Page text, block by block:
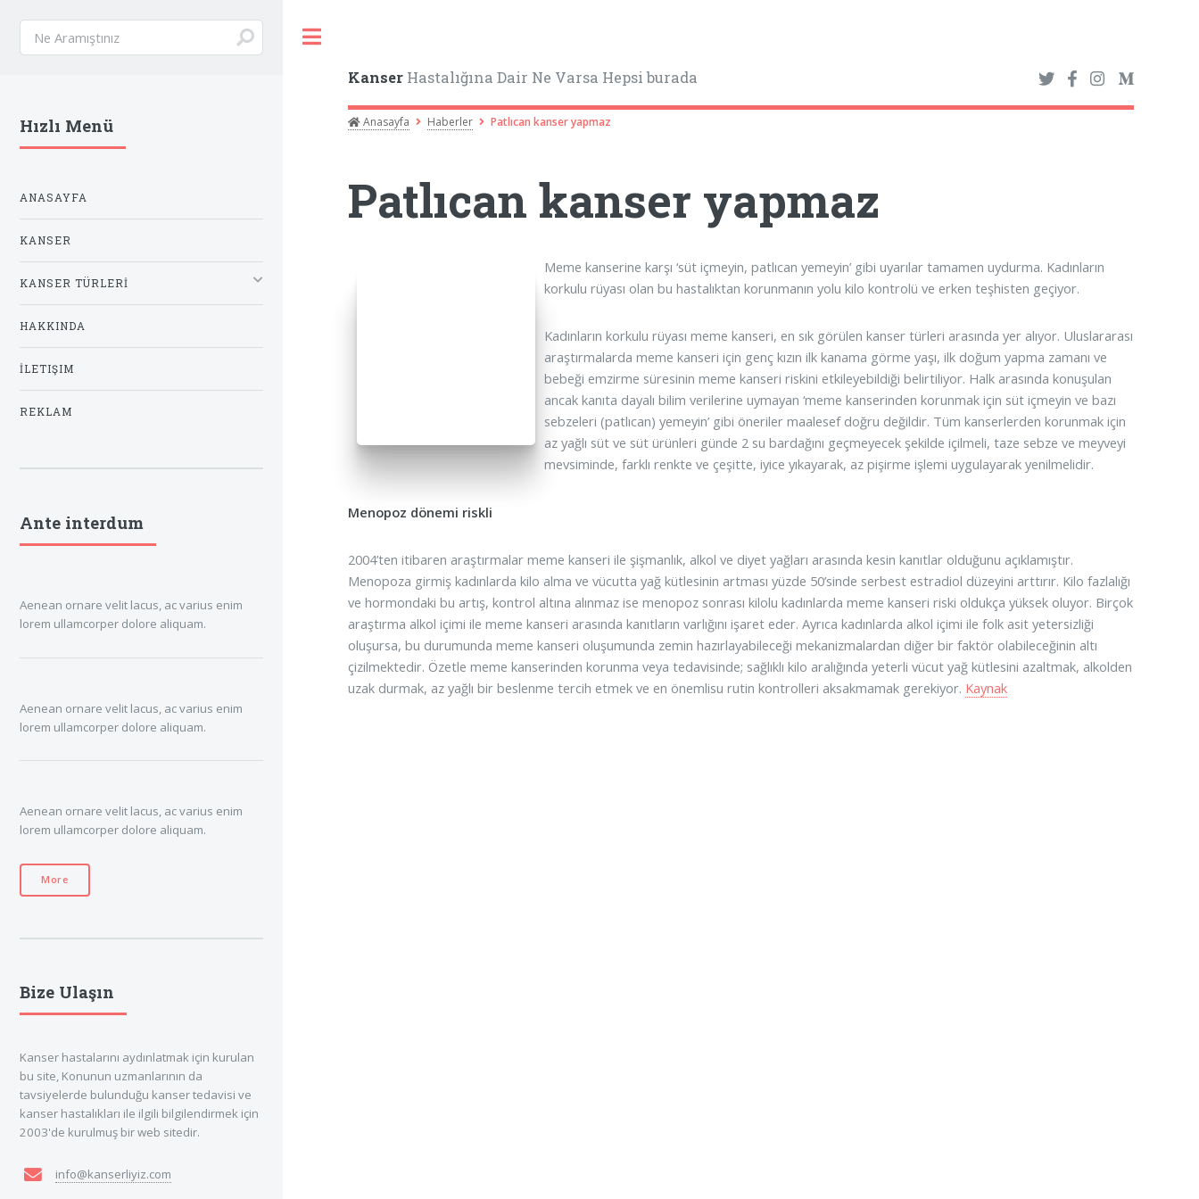
Kanser Hastalığına Dair Ne Varsa Hepsi burada
Anasayfa Haberler Patlıcan kanser yapmaz
Patlıcan kanser yapmaz
Meme kanserine karşı ‘süt içmeyin, patlıcan yemeyin’ gibi uyarılar tamamen uydurma. Kadınların
korkulu rüyası olan bu hastalıktan korunmanın yolu kilo kontrolü ve erken teşhisten geçiyor.
Kadınların korkulu rüyası meme kanseri, en sık görülen kanser türleri arasında yer alıyor. Uluslararası
araştırmalarda meme kanseri için genç kızın ilk kanama görme yaşı, ilk doğum yapma zamanı ve
bebeği emzirme süresinin meme kanseri riskini etkileyebildiği belirtiliyor. Halk arasında konuşulan
ancak kanıta dayalı bilim verilerine uymayan ‘meme kanserinden korunmak için süt içmeyin ve bazı
sebzeleri (patlıcan) yemeyin’ gibi öneriler maalesef doğru değildir. Tüm kanserlerden korunmak için
az yağlı süt ve süt ürünleri günde 2 su bardağını geçmeyecek şekilde içilmeli, taze sebze ve meyveyi
mevsiminde, farklı renkte ve çeşitte, iyice yıkayarak, az pişirme işlemi uygulayarak yenilmelidir.
Menopoz dönemi riskli
2004’ten itibaren araştırmalar meme kanseri ile şişmanlık, alkol ve diyet yağları arasında kesin kanıtlar olduğunu açıklamıştır.
Menopoza girmiş kadınlarda kilo alma ve vücutta yağ kütlesinin artması yüzde 50’sinde serbest estradiol düzeyini arttırır. Kilo fazlalığı
ve hormondaki bu artış, kontrol altına alınmaz ise menopoz sonrası kilolu kadınlarda meme kanseri riski oldukça yüksek oluyor. Birçok
araştırma alkol içimi ile meme kanseri arasında kanıtların varlığını işaret eder. Ayrıca kadınlarda alkol içimi ile folk asit yetersizliği
oluşursa, bu durumunda meme kanseri oluşumunda zemin hazırlayabileceği mekanizmalardan diğer bir faktör olabileceğinin altı
çizilmektedir. Özetle meme kanserinden korunma veya tedavisinde; sağlıklı kilo aralığında yeterli vücut yağ kütlesini azaltmak, alkolden
uzak durmak, az yağlı bir beslenme tercih etmek ve en önemlisu rutin kontrolleri aksakmamak gerekiyor. Kaynak
Hızlı Menü
ANASAYFA
KANSER
KANSER TÜRLERİ
HAKKINDA
İLETIŞIM
REKLAM
Ante interdum
Aenean ornare velit lacus, ac varius enim
lorem ullamcorper dolore aliquam.
Aenean ornare velit lacus, ac varius enim
lorem ullamcorper dolore aliquam.
Aenean ornare velit lacus, ac varius enim
lorem ullamcorper dolore aliquam.
More
Bize Ulaşın
Kanser hastalarını aydınlatmak için kurulan
bu site, Konunun uzmanlarının da
tavsiyelerde bulunduğu kanser tedavisi ve
kanser hastalıkları ile ilgili bilgilendirmek için
2003'de kurulmuş bir web sitedir.
info@kanserliyiz.com